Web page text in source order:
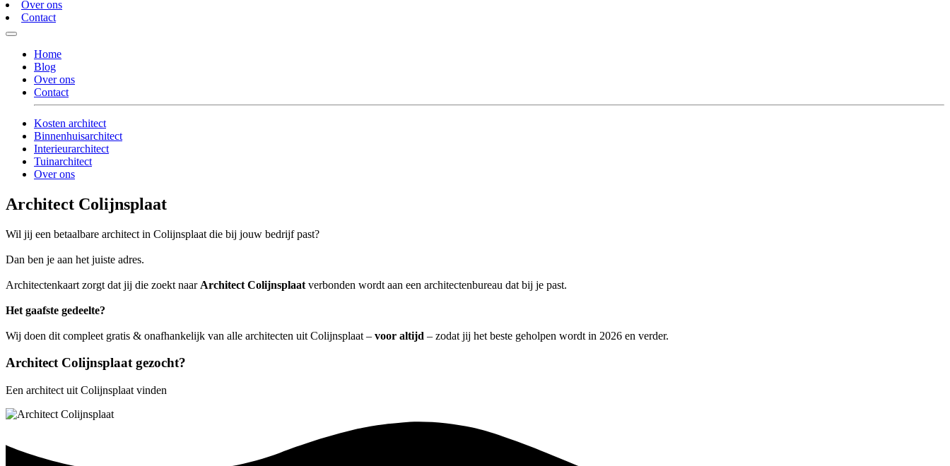
Over ons
Contact
Home
Blog
Over ons
Contact
Kosten architect
Binnenhuisarchitect
Interieurarchitect
Tuinarchitect
Over ons
Architect Colijnsplaat
Wil jij een betaalbare architect in Colijnsplaat die bij jouw bedrijf past?
Dan ben je aan het juiste adres.
Architectenkaart zorgt dat jij die zoekt naar Architect Colijnsplaat verbonden wordt aan een architectenbureau dat bij je past.
Het gaafste gedeelte?
Wij doen dit compleet gratis & onafhankelijk van alle architecten uit Colijnsplaat – voor altijd – zodat jij het beste geholpen wordt in 2026 en verder.
Architect Colijnsplaat gezocht?
Een architect uit Colijnsplaat vinden